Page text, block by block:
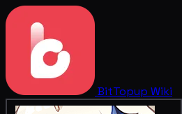
BitTopup Wiki